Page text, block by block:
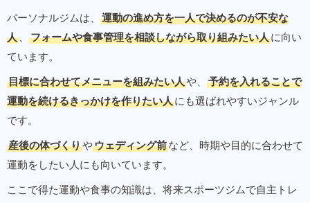
パーソナルジムは、
運動の進め方を一人で決めるのが不安な
人 、 フォームや食事管理を相談しながら取り組みたい人に向い
ています。
目標に合わせてメニューを組みたい人や、
予約を入れることで
運動を続けるきっかけを作りたい人にも選ばれやすいジャンル
です。
産後の体づくりやウェディング前など、時期や目的に合わせて
運動をしたい人にも向いています。
ここで得た運動や食事の知識は、将来スポーツジムで自主トレ